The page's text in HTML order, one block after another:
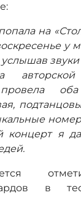
на
у
провела
концерт я
в